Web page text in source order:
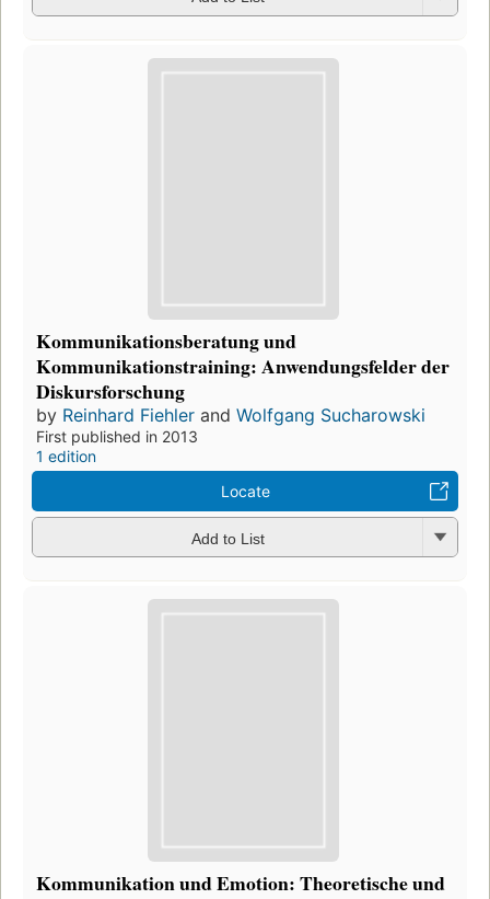
Kommunikationsberatung und
Kommunikationstraining: Anwendungsfelder der
Diskursforschung
by Reinhard Fiehler and Wolfgang Sucharowski
First published in 2013
1 edition
Locate
Add to List
Kommunikation und Emotion: Theoretische und